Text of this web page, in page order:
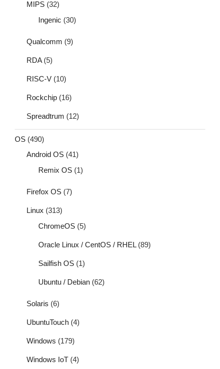
MIPS (32)
Ingenic (30)
Qualcomm (9)
RDA(5)
RISC-V (10)
Rockchip (16)
Spreadtrum (12)
OS (490)
Android OS (41)
Remix OS (1)
Firefox OS (7)
Linux (313)
ChromeOS (5)
Oracle Linux / CentOS / RHEL(89)
Sailfish OS (1)
Ubuntu / Debian (62)
Solaris (6)
UbuntuTouch (4)
Windows (179)
Windows IoT (4)